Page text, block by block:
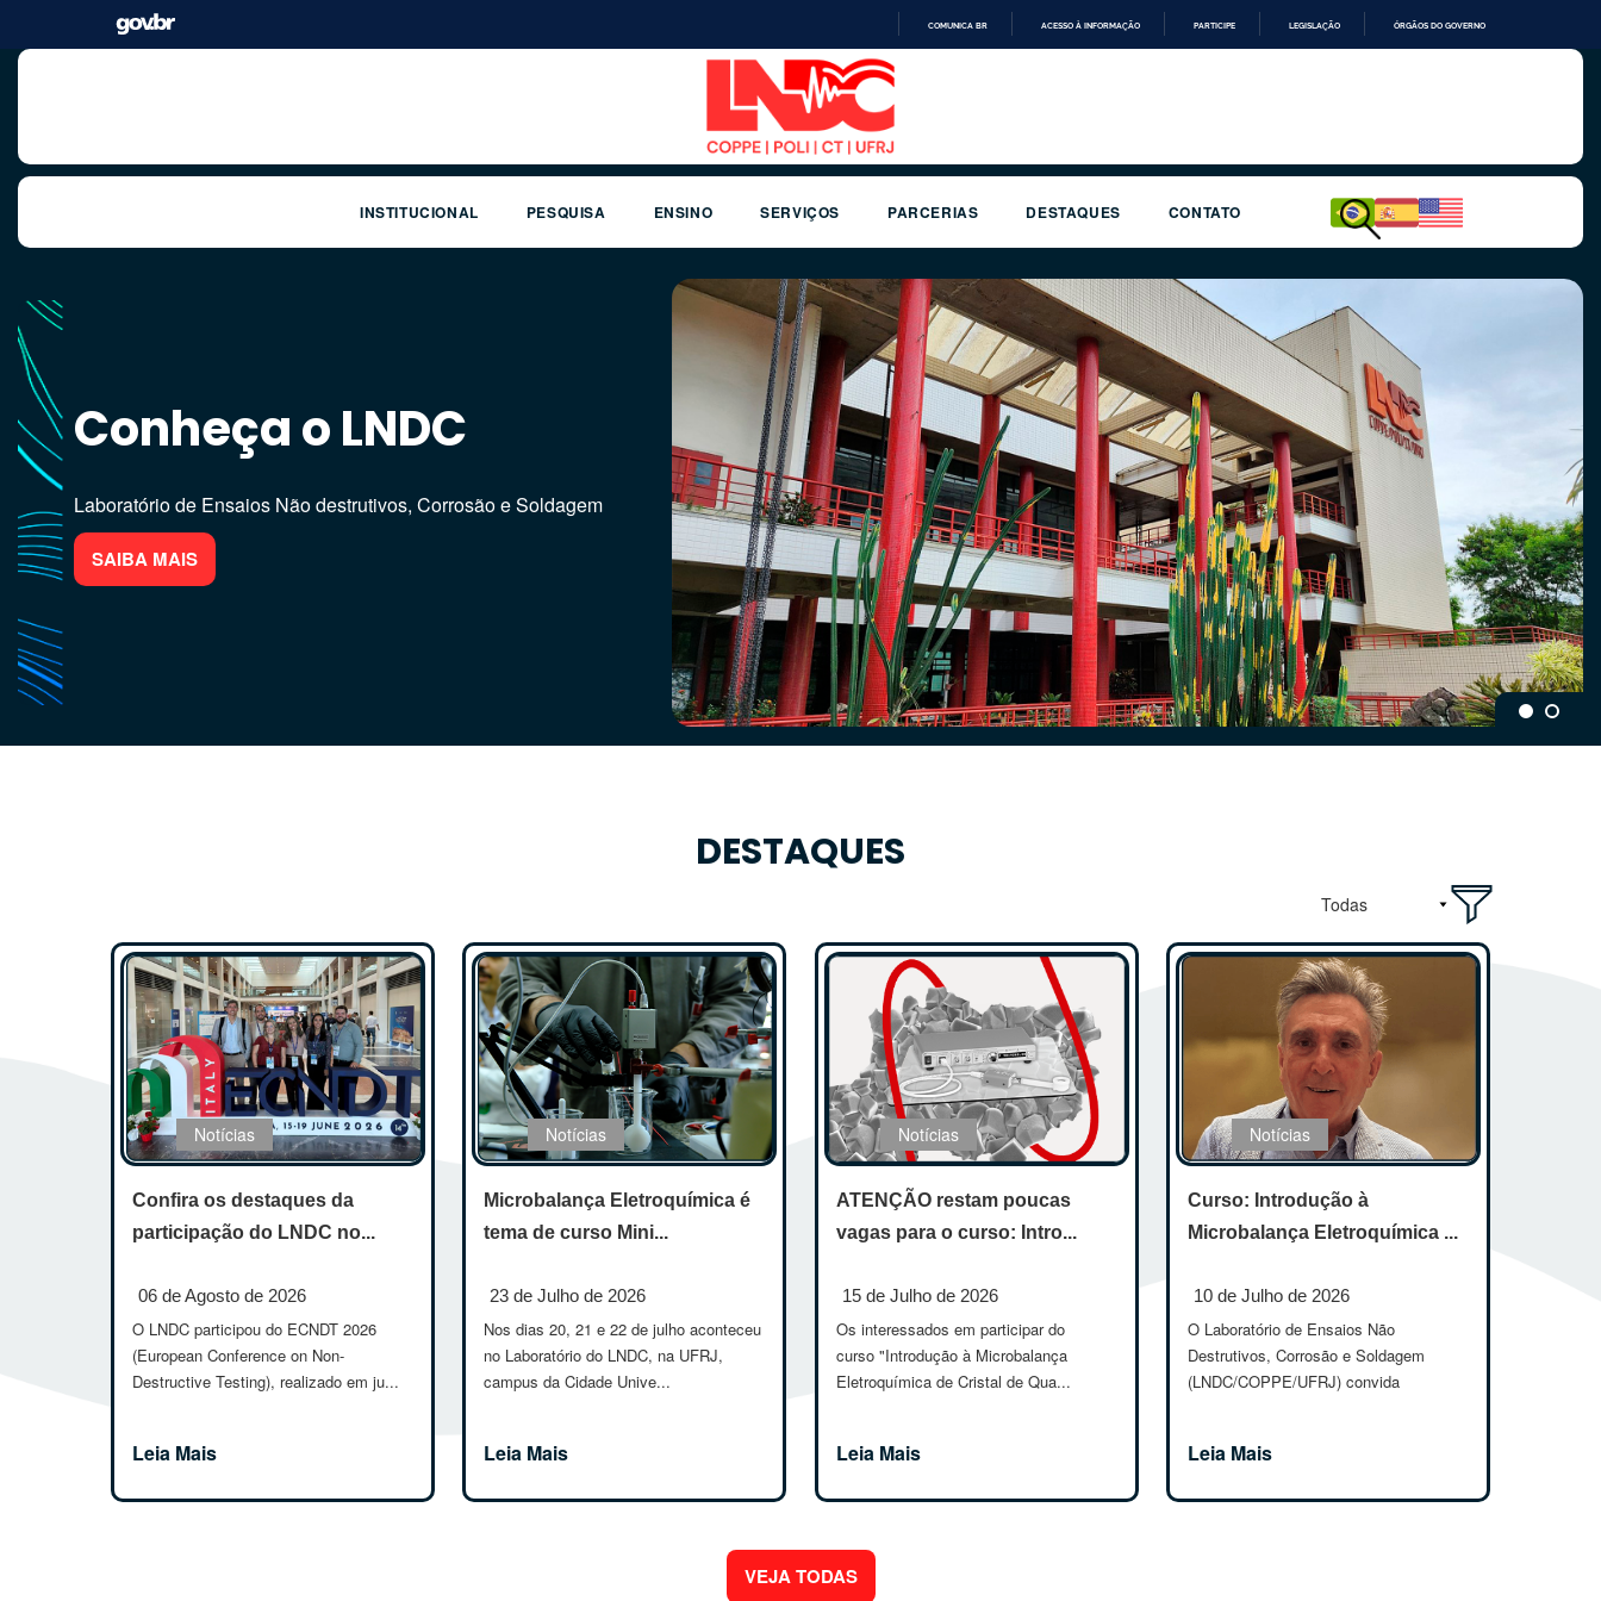
IR
PARA
O
CONTEÚDO
COMUNICA BR ACESSO À INFORMAÇÃO PARTICIPE LEGISLAÇÃO ÓRGÃOS DO GOVERNO
INSTITUCIONAL PESQUISA ENSINO SERVIÇOS PARCERIAS DESTAQUES CONTATO
Conheça o LNDC
Laboratório de Ensaios Não destrutivos, Corrosão e Soldagem
SAIBA MAIS
Linhas de Pesquisa do
LNDC
End, Corrosão e Revestimentos Anti-corrosivo
DESTAQUES
Notícias
Confira os destaques da
participação do LNDC no...
06 de Agosto de 2026
O LNDC participou do ECNDT 2026
(European Conference on Non-
Destructive Testing), realizado em ju...
Leia Mais
Notícias
Microbalança Eletroquímica é
tema de curso Mini...
23 de Julho de 2026
Nos dias 20, 21 e 22 de julho aconteceu
no Laboratório do LNDC, na UFRJ,
campus da Cidade Unive...
Leia Mais
Notícias
ATENÇÃO restam poucas
vagas para o curso: Intro...
15 de Julho de 2026
Os interessados em participar do
curso "Introdução à Microbalança
Eletroquímica de Cristal de Qua...
Leia Mais
Notícias
Curso: Introdução à
Microbalança Eletroquímica ...
10 de Julho de 2026
O Laboratório de Ensaios Não
Destrutivos, Corrosão e Soldagem
(LNDC/COPPE/UFRJ) convida
Leia Mais
VEJA TODAS